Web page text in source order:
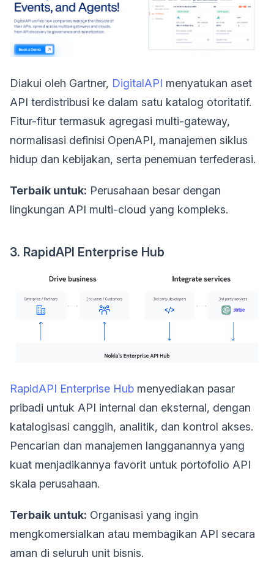
Diakui oleh Gartner, DigitalAPI menyatukan aset
API terdistribusi ke dalam satu katalog otoritatif.
Fitur-fitur termasuk agregasi multi-gateway,
normalisasi definisi OpenAPI, manajemen siklus
hidup dan kebijakan, serta penemuan terfederasi.
Terbaik untuk: Perusahaan besar dengan
lingkungan API multi-cloud yang kompleks.
3. RapidAPI Enterprise Hub
RapidAPI Enterprise Hub menyediakan pasar
pribadi untuk API internal dan eksternal, dengan
katalogisasi canggih, analitik, dan kontrol akses.
Pencarian dan manajemen langganannya yang
kuat menjadikannya favorit untuk portofolio API
skala perusahaan.
Terbaik untuk: Organisasi yang ingin
mengkomersialkan atau membagikan API secara
aman di seluruh unit bisnis.